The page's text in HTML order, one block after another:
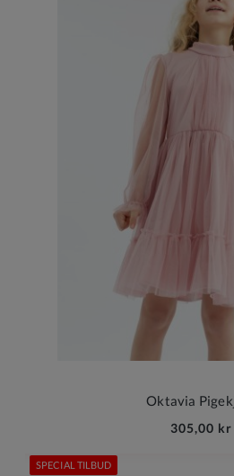
Oktavia
305,00 kr
SPECIAL TILBUD